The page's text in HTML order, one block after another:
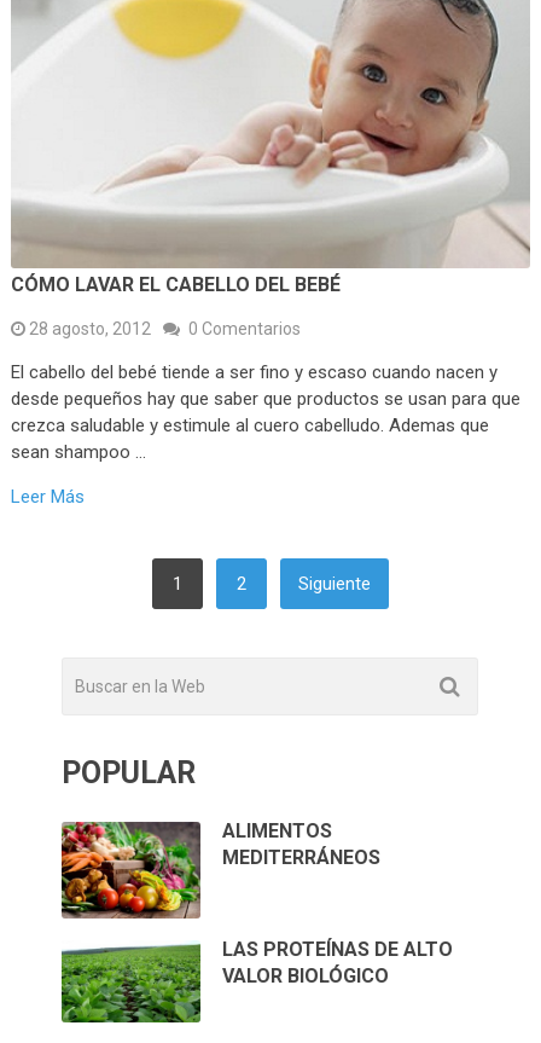
CÓMO LAVAR EL CABELLO DEL BEBÉ
28 agosto, 2012 0 Comentarios
El cabello del bebé tiende a ser fino y escaso cuando nacen y
desde pequeños hay que saber que productos se usan para que
crezca saludable y estimule al cuero cabelludo. Ademas que
sean shampoo …
Leer Más
PAGINACIÓN1 2 Siguiente
POPULAR
ALIMENTOS
MEDITERRÁNEOS
LAS PROTEÍNAS DE ALTO
VALOR BIOLÓGICO